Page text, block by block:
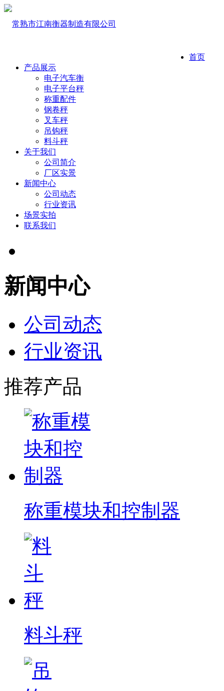
首页
产品展示
电子汽车衡
电子平台秤
称重配件
钢卷秤
叉车秤
吊钩秤
料斗秤
关于我们
公司简介
厂区实景
新闻中心
公司动态
行业资讯
场景实拍
联系我们
新闻中心
公司动态
行业资讯
推荐产品
称重模块和控制器
料斗秤